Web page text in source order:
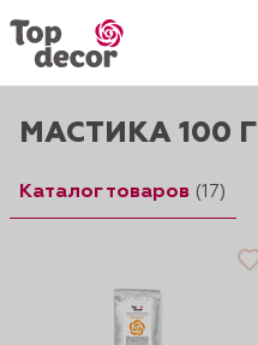
МАСТИКА 100 Г
Каталог товаров (17)